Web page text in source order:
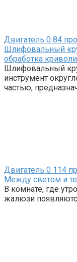
Двигатель 0 84
Шлифовальный
обработка
Шлифовальный
инструмент
частью,
Двигатель 0 114
Между светом и
В комнате, где
жалюзи